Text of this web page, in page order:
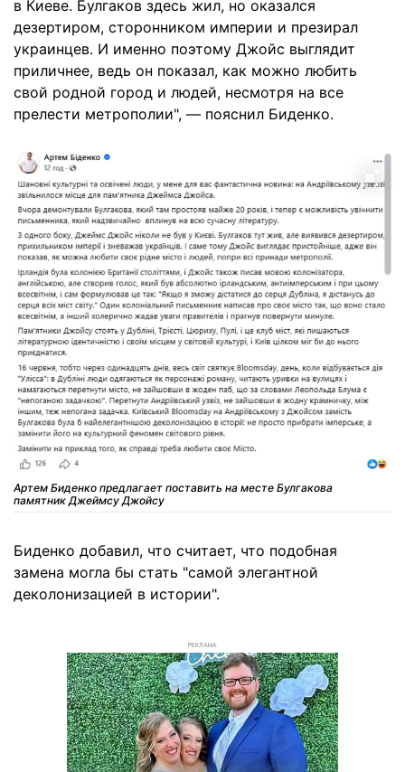
в Киеве. Булгаков здесь жил, но оказался
дезертиром, сторонником империи и презирал
украинцев. И именно поэтому Джойс выглядит
приличнее, ведь он показал, как можно любить
свой родной город и людей, несмотря на все
прелести метрополии", — пояснил Биденко.
Артем Биденко предлагает поставить на месте Булгакова
памятник Джеймсу Джойсу
Биденко добавил, что считает, что подобная
замена могла бы стать "самой элегантной
деколонизацией в истории".
РЕКЛАМА